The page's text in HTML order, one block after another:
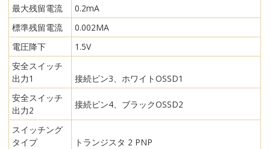
最大残留電流
0.2mA
標準残留電流
0.002MA
電圧降下
1.5V
安全スイッチ
出力1
接続ピン3、ホワイトOSSD1
安全スイッチ
出力2
接続ピン4、ブラックOSSD2
スイッチング
タイプ
トランジスタ 2 PNP